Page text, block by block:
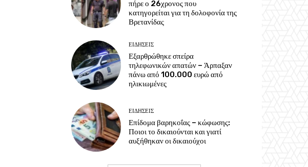
πήρε ο 26χρονος που
κατηγορείται για τη δολοφονία της
Βρετανίδας
ΕΙΔΗΣΕΙΣ
Εξαρθρώθηκε σπείρα
τηλεφωνικών απατών – Άρπαξαν
πάνω από 100.000 ευρώ από
ηλικιωμένες
ΕΙΔΗΣΕΙΣ
Επίδομα βαρηκοΐας – κώφωσης:
Ποιοι το δικαιούνται και γιατί
αυξήθηκαν οι δικαιούχοι